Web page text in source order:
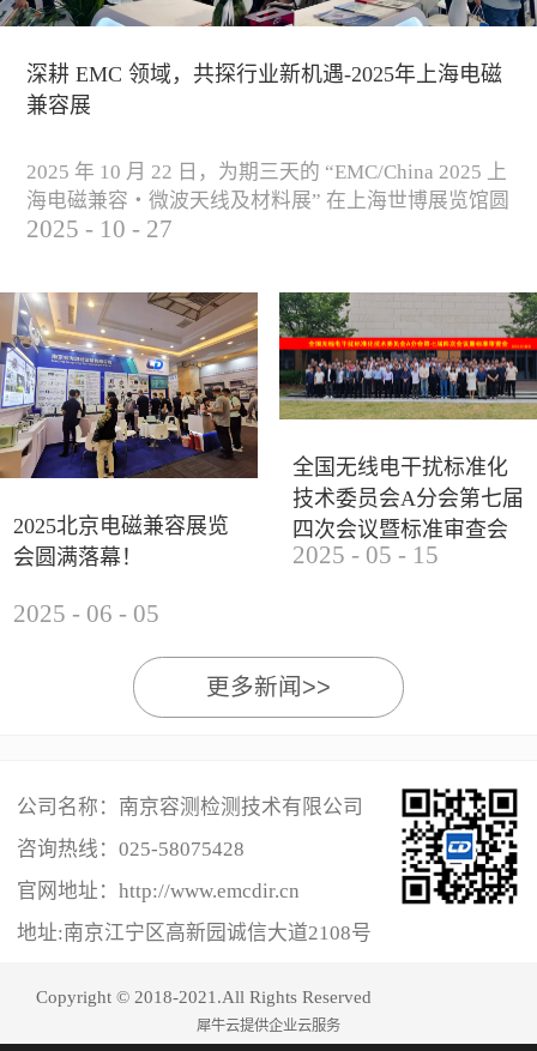
深耕 EMC 领域，共探行业新机遇-2025年上海电磁
兼容展
2025 年 10 月 22 日，为期三天的 “EMC/China 2025 上
海电磁兼容・微波天线及材料展” 在上海世博展览馆圆
满落下帷幕。作为电磁兼容领域的行业盛会，本届展
研讨及产品展示等多种形式，深入交流行业见解，踊
跃探索合作空间，为电磁兼容领域的高质量发展汇聚
了新动能。产品展示展会现场，公司展示了...
2025 - 10 - 27
2025北京电磁兼容展览
会圆满落幕！
2025 - 06 - 05
全国无线电干扰标准化
技术委员会A分会第七届
四次会议暨标准审查会
成功举办
2025 - 05 - 15
更多新闻>>
公司名称：南京容测检测技术有限公司
咨询热线： 025-58075428
官网地址：http://www.emcdir.cn
地址:南京江宁区高新园诚信大道2108号
Copyright © 2018-2021.All Rights Reserved
犀牛云提供企业云服务